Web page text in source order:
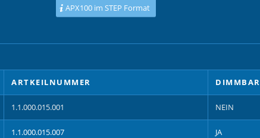
APX100 im STEP Format
ARTKEILNUMMER DIMMBAR
1.1.000.015.001 NEIN
1.1.000.015.007 JA